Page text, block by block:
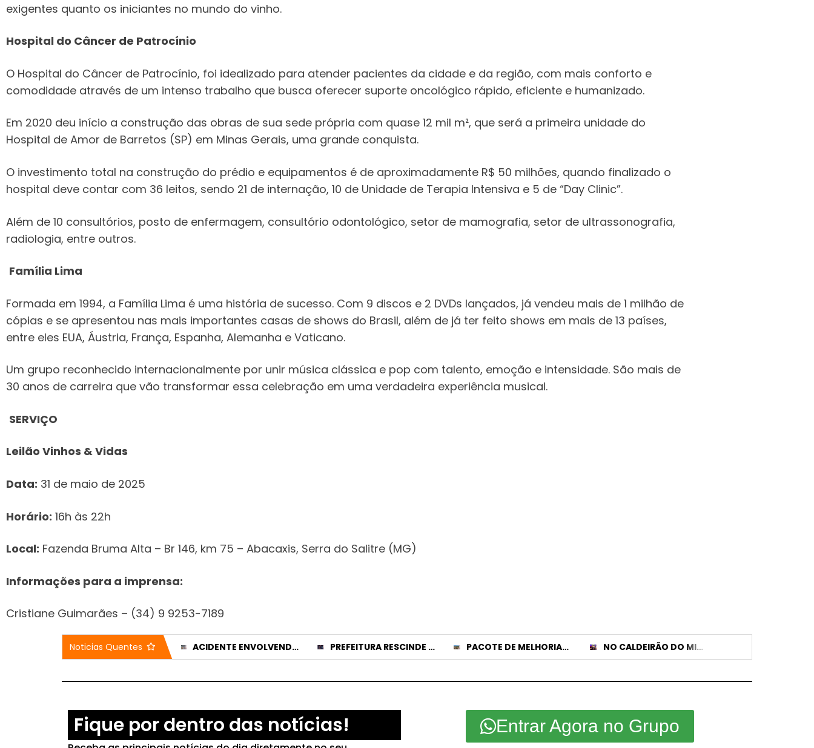
exigentes quanto os iniciantes no mundo do vinho.
Hospital do Câncer de Patrocínio
O Hospital do Câncer de Patrocínio, foi idealizado para atender pacientes da cidade e da região, com mais conforto e
comodidade através de um intenso trabalho que busca oferecer suporte oncológico rápido, eficiente e humanizado.
Em 2020 deu início a construção das obras de sua sede própria com quase 12 mil m², que será a primeira unidade do
Hospital de Amor de Barretos (SP) em Minas Gerais, uma grande conquista.
​O investimento total na construção do prédio e equipamentos é de aproximadamente R$ 50 milhões, quando finalizado o
hospital deve contar com 36 leitos, sendo 21 de internação, 10 de Unidade de Terapia Intensiva e 5 de “Day Clinic”.
Além de 10 consultórios, posto de enfermagem, consultório odontológico, setor de mamografia, setor de ultrassonografia,
radiologia, entre outros.
Família Lima
Formada em 1994, a Família Lima é uma história de sucesso. Com 9 discos e 2 DVDs lançados, já vendeu mais de 1 milhão de
cópias e se apresentou nas mais importantes casas de shows do Brasil, além de já ter feito shows em mais de 13 países,
entre eles EUA, Áustria, França, Espanha, Alemanha e Vaticano.
Um grupo reconhecido internacionalmente por unir música clássica e pop com talento, emoção e intensidade. São mais de
30 anos de carreira que vão transformar essa celebração em uma verdadeira experiência musical.
SERVIÇO
Leilão Vinhos & Vidas
Data: 31 de maio de 2025
Horário: 16h às 22h
Local: Fazenda Bruma Alta – Br 146, km 75 – Abacaxis, Serra do Salitre (MG)
Informações para a imprensa:
Cristiane Guimarães – (34) 9 9253-7189
Noticias Quentes REPUBLICANOS BARROU CANDIDATURA DE CLEITINHO POR TEMOR DE DESISTÊNCIA DURANTE A CAMPANHA ACIDENTE ENVOLVENDO SECRETÁRIO DE URBANISMO DEIXA VEÍCULO DESTRUÍDO; VÍTIMAS SOFRERAM APENAS FERIMENTOS LEVES PREFEITURA RESCINDE DE FORMA AMIGÁVEL CONTRATO PARA SHOW DA BANDA ‘COLO DE DEUS’ NO CELEBRAR 2026 PACOTE DE MELHORIAS VAI TRANSFORMAR SÃO JOÃO DA SERRA NEGRA COM OBRAS E NOVOS ESPAÇOS DE LAZER NO CALDEIRÃO DO MION, LUCAS LUCCO FALOU SOBRE DEPRESSÃO, ANSIEDADE E FEZ ALERTA A FÃS
Fique por dentro das notícias! Entrar Agora no Grupo